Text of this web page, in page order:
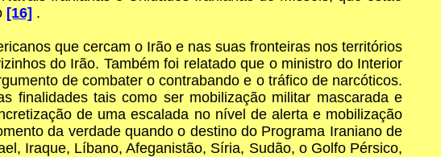
[16] .
que cercam o Irão e nas suas fronteiras nos territórios
do Irão. Também foi relatado que o ministro do Interior
de combater o contrabando e o tráfico de narcóticos.
finalidades tais como ser mobilização militar mascarada e
de uma escalada no nível de alerta e mobilização
da verdade quando o destino do Programa Iraniano de
Iraque, Líbano, Afeganistão, Síria, Sudão, o Golfo Pérsico,